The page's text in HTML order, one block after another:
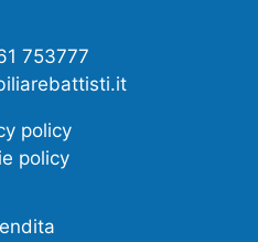
753777
policy
policy